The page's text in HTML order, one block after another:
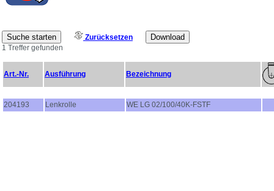
Zurücksetzen
1 Treffer gefunden
Art.-Nr. Ausführung Bezeichnung
204193 Lenkrolle WE LG 02/100/40K-FSTF